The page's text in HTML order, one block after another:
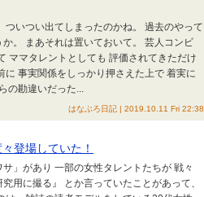
いつい出てしまったのかね。 過去のやって
。 まあそれは置いておいて。 芸人コンビ
ママタレントとしても 評価されてきただけ
事実関係をしっかり押さえた上で 着実に
の勘違いだった...
はなぶろ日記 | 2019.10.11 Fri 22:38
登場していた！
」があり 一部の女性タレントたちが 戦々
用に撮る』 とか言っていたことがあって、